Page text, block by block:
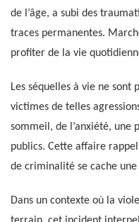
de l’âge, a subi des
traces permanentes.
profiter de la vie
Les séquelles à vie ne sont
victimes de telles
sommeil, de l’anxiété, une
publics. Cette affaire
de criminalité se cache
Dans un contexte où la